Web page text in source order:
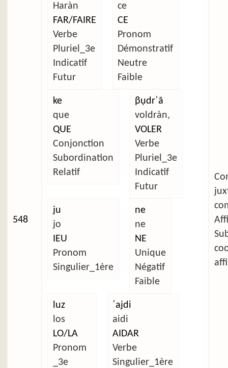
548
Haràn
FAR/FAIRE
Verbe
Pluriel_3e
Indicatif
Futur
ce
CE
Pronom
Démonstratif
Neutre
Faible
ke
que
QUE
Conjonction
Subordination
Relatif
βụdrˈã
voldràn,
VOLER
Verbe
Pluriel_3e
Indicatif
Futur
ju
jo
IEU
Pronom
Singulier_1ère
ne
ne
NE
Unique
Négatif
Faible
luz
los
LO/LA
Pronom
_3e
ˈajdi
aidi
AIDAR
Verbe
Singulier_1ère